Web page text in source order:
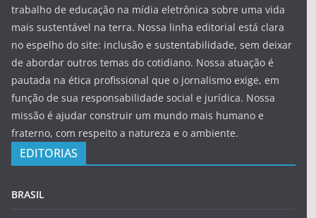
trabalho de educação na mídia eletrônica sobre uma vida
mais sustentável na terra. Nossa linha editorial está clara
no espelho do site: inclusão e sustentabilidade, sem deixar
de abordar outros temas do cotidiano. Nossa atuação é
pautada na ética profissional que o jornalismo exige, em
função de sua responsabilidade social e jurídica. Nossa
missão é ajudar construir um mundo mais humano e
fraterno, com respeito a natureza e o ambiente.
EDITORIAS
BRASIL